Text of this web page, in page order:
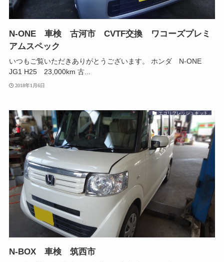
N-ONE 車検 古河市 CVTF交換 ワコーズプレミ
アムスペック
いつもご覧いただきありがとうございます。 ホンダ N-ONE
JG1 H25 23,000km 古...
2018年1月6日
エコリフレッシュキット
N-BOX 車検 筑西市